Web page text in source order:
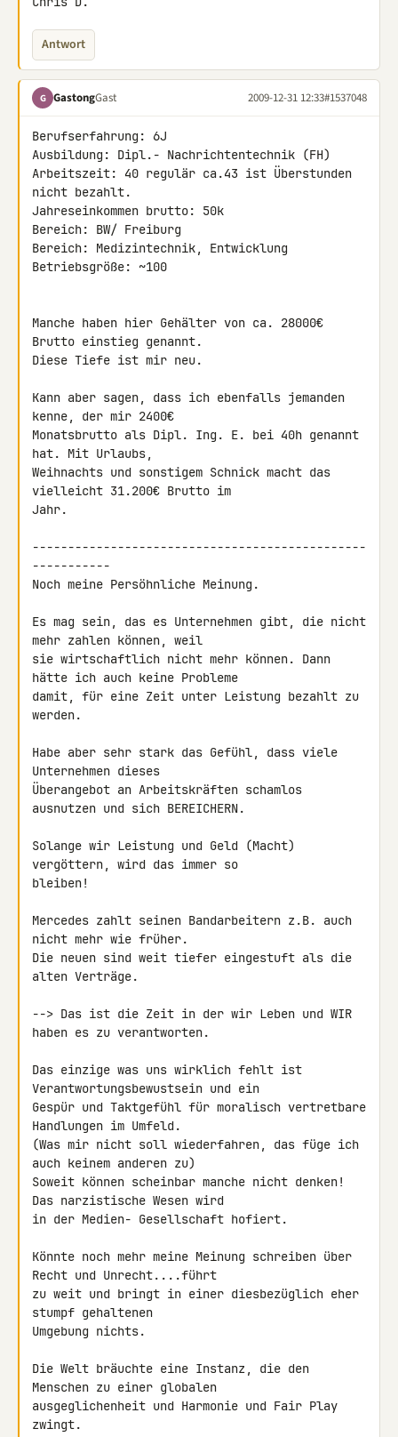
Antwort
G GastongGast 2009-12-31 12:33#1537048
Berufserfahrung: 6J
Ausbildung: Dipl.- Nachrichtentechnik (FH)
Arbeitszeit: 40 regulär ca.43 ist Überstunden
nicht bezahlt.
Jahreseinkommen brutto: 50k
Bereich: BW/ Freiburg
Bereich: Medizintechnik, Entwicklung
Betriebsgröße: ~100
Manche haben hier Gehälter von ca. 28000€
Brutto einstieg genannt.
Diese Tiefe ist mir neu.
Kann aber sagen, dass ich ebenfalls jemanden
kenne, der mir 2400€
Monatsbrutto als Dipl. Ing. E. bei 40h genannt
hat. Mit Urlaubs,
Weihnachts und sonstigem Schnick macht das
vielleicht 31.200€ Brutto im
Jahr.
-----------------------------------------------
-----------
Noch meine Persöhnliche Meinung.
Es mag sein, das es Unternehmen gibt, die nicht
mehr zahlen können, weil
sie wirtschaftlich nicht mehr können. Dann
hätte ich auch keine Probleme
damit, für eine Zeit unter Leistung bezahlt zu
werden.
Habe aber sehr stark das Gefühl, dass viele
Unternehmen dieses
Überangebot an Arbeitskräften schamlos
ausnutzen und sich BEREICHERN.
Solange wir Leistung und Geld (Macht)
vergöttern, wird das immer so
bleiben!
Mercedes zahlt seinen Bandarbeitern z.B. auch
nicht mehr wie früher.
Die neuen sind weit tiefer eingestuft als die
alten Verträge.
--> Das ist die Zeit in der wir Leben und WIR
haben es zu verantworten.
Das einzige was uns wirklich fehlt ist
Verantwortungsbewustsein und ein
Gespür und Taktgefühl für moralisch vertretbare
Handlungen im Umfeld.
(Was mir nicht soll wiederfahren, das füge ich
auch keinem anderen zu)
Soweit können scheinbar manche nicht denken!
Das narzistische Wesen wird
in der Medien- Gesellschaft hofiert.
Könnte noch mehr meine Meinung schreiben über
Recht und Unrecht....führt
zu weit und bringt in einer diesbezüglich eher
stumpf gehaltenen
Umgebung nichts.
Die Welt bräuchte eine Instanz, die den
Menschen zu einer globalen
ausgeglichenheit und Harmonie und Fair Play
zwingt.